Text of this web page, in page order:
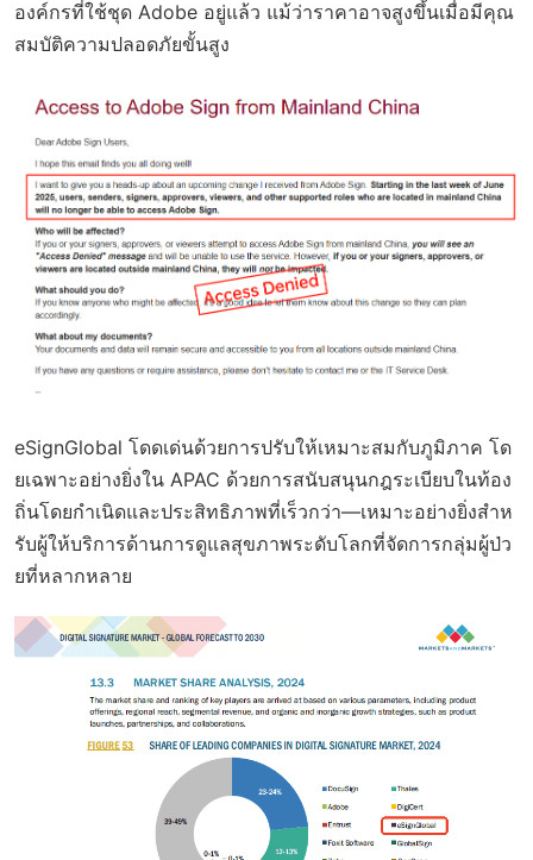
องค์กรที่ใช้ชุด Adobe อยู่แล้ว แม้ว่าราคาอาจสูงขึ้นเมื่อมีคุณ
สมบัติความปลอดภัยขั้นสูง
eSignGlobal โดดเด่นด้วยการปรับให้เหมาะสมกับภูมิภาค โด
ยเฉพาะอย่างยิ่งใน APAC ด้วยการสนับสนุนกฎระเบียบในท้อง
ถิ่นโดยกำเนิดและประสิทธิภาพที่เร็วกว่า—เหมาะอย่างยิ่งสำห
รับผู้ให้บริการด้านการดูแลสุขภาพระดับโลกที่จัดการกลุ่มผู้ป่ว
ยที่หลากหลาย